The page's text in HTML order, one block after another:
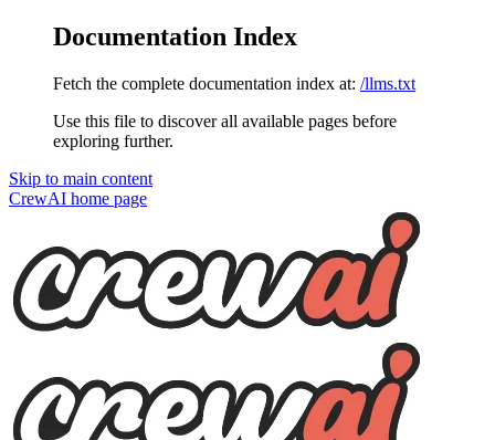
Documentation Index
Fetch the complete documentation index at: /llms.txt
Use this file to discover all available pages before
exploring further.
Skip to main content
CrewAI home page